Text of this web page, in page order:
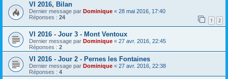
VI 2016, Bilan
Dernier message par Dominique « 28 mai 2016, 17:40
Réponses : 24 1 2
VI 2016 - Jour 3 - Mont Ventoux
Dernier message par Dominique « 27 avr. 2016, 22:45
Réponses : 2
VI 2016 - Jour 2 - Pernes les Fontaines
Dernier message par Dominique « 27 avr. 2016, 22:38
Réponses : 4